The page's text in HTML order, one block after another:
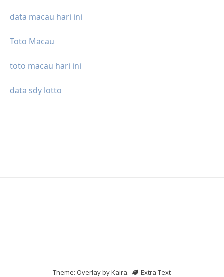
data macau hari ini
Toto Macau
toto macau hari ini
data sdy lotto
Theme: Overlay byKaira. Extra Text